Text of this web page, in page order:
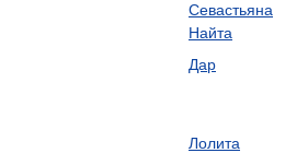
Севастьяна
Найта
Дар
Лолита